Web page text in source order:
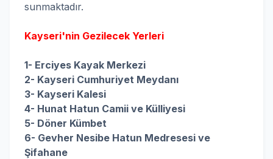
sunmaktadır.
Kayseri'nin Gezilecek Yerleri
1- Erciyes Kayak Merkezi
2- Kayseri Cumhuriyet Meydanı
3- Kayseri Kalesi
4- Hunat Hatun Camii ve Külliyesi
5- Döner Kümbet
6- Gevher Nesibe Hatun Medresesi ve
Şifahane